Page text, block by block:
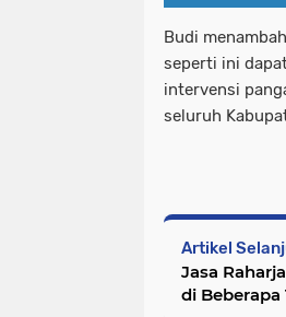
Budi
seperti ini
intervensi
seluruh
Artikel
Jasa Raharja
di